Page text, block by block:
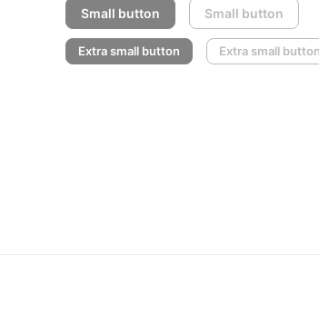
Small button Small button
Extra small button Extra small button